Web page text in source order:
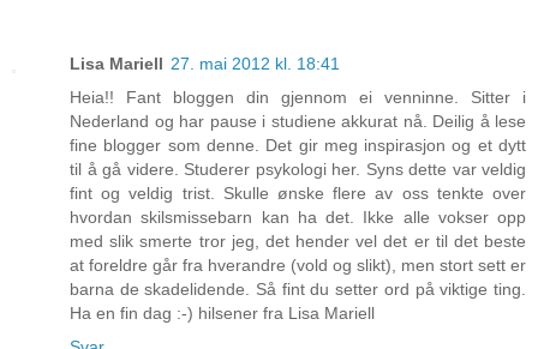
Lisa Mariell 27. mai 2012 kl. 18:41
Heia!! Fant bloggen din gjennom ei venninne. Sitter i
Nederland og har pause i studiene akkurat nå. Deilig å lese
fine blogger som denne. Det gir meg inspirasjon og et dytt
til å gå videre. Studerer psykologi her. Syns dette var veldig
fint og veldig trist. Skulle ønske flere av oss tenkte over
hvordan skilsmissebarn kan ha det. Ikke alle vokser opp
med slik smerte tror jeg, det hender vel det er til det beste
at foreldre går fra hverandre (vold og slikt), men stort sett er
barna de skadelidende. Så fint du setter ord på viktige ting.
Ha en fin dag :-) hilsener fra Lisa Mariell